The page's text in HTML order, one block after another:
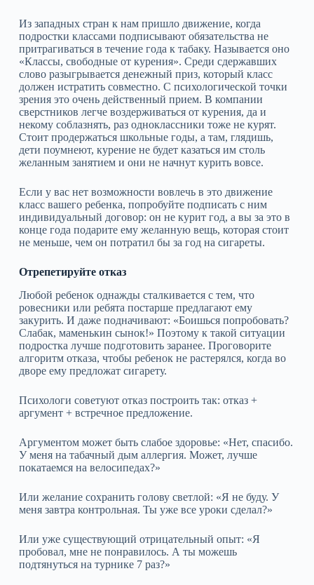
Из западных стран к нам пришло движение, когда
подростки классами подписывают обязательства не
притрагиваться в течение года к табаку. Называется оно
«Классы, свободные от курения». Среди сдержавших
слово разыгрывается денежный приз, который класс
должен истратить совместно. С психологической точки
зрения это очень действенный прием. В компании
сверстников легче воздерживаться от курения, да и
некому соблазнять, раз одноклассники тоже не курят.
Стоит продержаться школьные годы, а там, глядишь,
дети поумнеют, курение не будет казаться им столь
желанным занятием и они не начнут курить вовсе.
Если у вас нет возможности вовлечь в это движение
класс вашего ребенка, попробуйте подписать с ним
индивидуальный договор: он не курит год, а вы за это в
конце года подарите ему желанную вещь, которая стоит
не меньше, чем он потратил бы за год на сигареты.
Отрепетируйте отказ
Любой ребенок однажды сталкивается с тем, что
ровесники или ребята постарше предлагают ему
закурить. И даже подначивают: «Боишься попробовать?
Слабак, маменькин сынок!» Поэтому к такой ситуации
подростка лучше подготовить заранее. Проговорите
алгоритм отказа, чтобы ребенок не растерялся, когда во
дворе ему предложат сигарету.
Психологи советуют отказ построить так: отказ +
аргумент + встречное предложение.
Аргументом может быть слабое здоровье: «Нет, спасибо.
У меня на табачный дым аллергия. Может, лучше
покатаемся на велосипедах?»
Или желание сохранить голову светлой: «Я не буду. У
меня завтра контрольная. Ты уже все уроки сделал?»
Или уже существующий отрицательный опыт: «Я
пробовал, мне не понравилось. А ты можешь
подтянуться на турнике 7 раз?»